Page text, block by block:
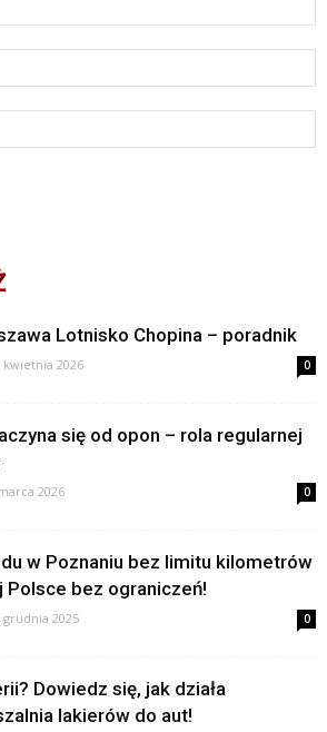
Lotnisko Chopina – poradnik
kwietnia 2026 0
się od opon – rola regularnej
2026 0
w Poznaniu bez limitu kilometrów
Polsce bez ograniczeń!
grudnia 2025 0
Dowiedz się, jak działa
lakierów do aut!